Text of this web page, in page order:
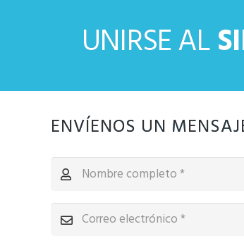
UNIRSE AL
ENVÍENOS UN